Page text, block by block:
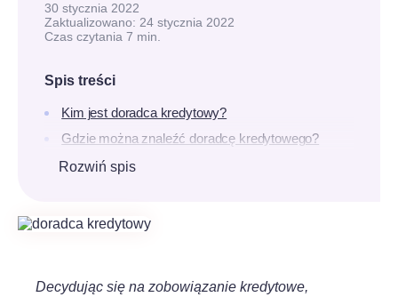
30 stycznia 2022
Zaktualizowano: 24 stycznia 2022
Czas czytania 7 min.
Spis treści
Kim jest doradca kredytowy?
Gdzie można znaleźć doradcę kredytowego?
Kto może zostać doradcą kredytowym?
Jak rozpoznać dobrego doradcę kredytowego?
kredytowego?
Rozwiń spis
Decydując się na zobowiązanie kredytowe,